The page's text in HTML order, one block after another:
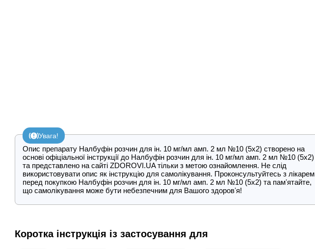
Увага!
Опис препарату Налбуфін розчин для ін. 10 мг/мл амп. 2 мл №10 (5х2) створено на
основі офіціальної інструкції до Налбуфін розчин для ін. 10 мг/мл амп. 2 мл №10 (5х2)
та представлено на сайті ZDOROVI.UA тільки з метою ознайомлення. Не слід
використовувати опис як інструкцію для самолікування. Проконсультуйтесь з лікарем
перед покупкою Налбуфін розчин для ін. 10 мг/мл амп. 2 мл №10 (5х2) та памʼятайте,
що самолікування може бути небезпечним для Вашого здоровʼя!
Коротка інструкція із застосування для